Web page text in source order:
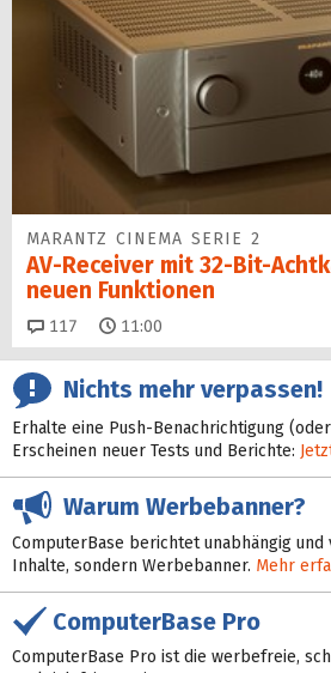
MARANTZ CINEMA SERIE 2
AV-Receiver mit 32-Bit-
neuen Funktionen
117 Kommentare
11:00
Nichts mehr verpassen!
Erhalte eine Push-Benachrichtigung
Erscheinen neuer Tests und Berichte:
Warum Werbebanner?
ComputerBase berichtet unabhängig
Inhalte, sondern Werbebanner. Mehr
ComputerBase Pro
ComputerBase Pro ist die werbefreie,